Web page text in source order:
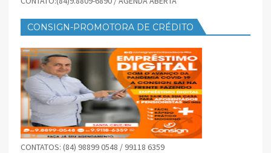
CONSIGN-PROMOTORA DE CRÉDITO
CONTATOS: (84) 98899 0548 / 99118 6359